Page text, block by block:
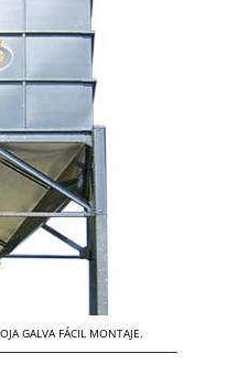
GALVA FÁCIL MONTAJE.